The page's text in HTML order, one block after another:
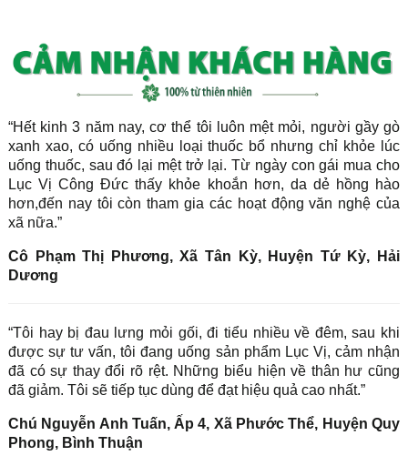
“Hết kinh 3 năm nay, cơ thể tôi luôn mệt mỏi, người gầy gò
xanh xao, có uống nhiều loại thuốc bổ nhưng chỉ khỏe lúc
uống thuốc, sau đó lại mệt trở lại. Từ ngày con gái mua cho
Lục Vị Công Đức thấy khỏe khoắn hơn, da dẻ hồng hào
hơn,đến nay tôi còn tham gia các hoạt động văn nghệ của
xã nữa.”
Cô Phạm Thị Phương, Xã Tân Kỳ, Huyện Tứ Kỳ, Hải
Dương
“Tôi hay bị đau lưng mỏi gối, đi tiểu nhiều về đêm, sau khi
được sự tư vấn, tôi đang uống sản phẩm Lục Vị, cảm nhận
đã có sự thay đổi rõ rệt. Những biểu hiện về thân hư cũng
đã giảm. Tôi sẽ tiếp tục dùng để đạt hiệu quả cao nhất.”
Chú Nguyễn Anh Tuấn, Ấp 4, Xã Phước Thể, Huyện Quy
Phong, Bình Thuận